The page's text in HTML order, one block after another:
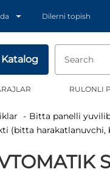
Dilerni topish
Katalog
RULONLI
Bitta panelli
(bitta